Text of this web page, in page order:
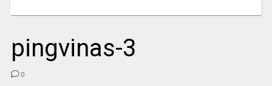
pingvinas-3
0